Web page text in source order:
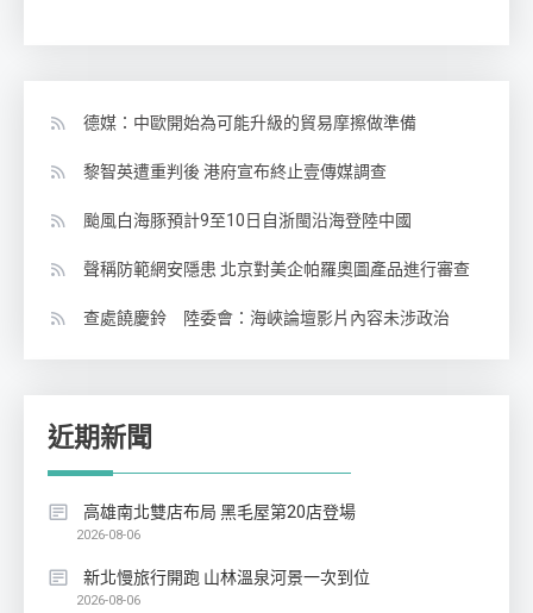
德媒：中歐開始為可能升級的貿易摩擦做準備
黎智英遭重判後 港府宣布終止壹傳媒調查
颱風白海豚預計9至10日自浙閩沿海登陸中國
聲稱防範網安隱患 北京對美企帕羅奧圖產品進行審查
查處饒慶鈴 陸委會：海峽論壇影片內容未涉政治
近期新聞
高雄南北雙店布局 黑毛屋第20店登場
2026-08-06
新北慢旅行開跑 山林溫泉河景一次到位
2026-08-06